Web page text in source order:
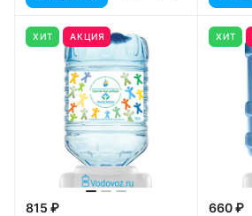
ХИТ АКЦИЯ
815 ₽
ХИТ
660 ₽